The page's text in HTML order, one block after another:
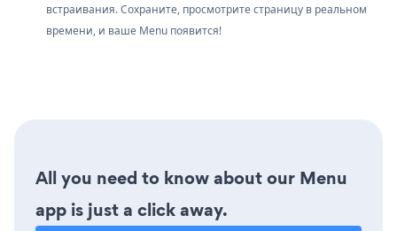
встраивания. Сохраните, просмотрите страницу в реальном
времени, и ваше Menu появится!
All you need to know about our Menu
app is just a click away.